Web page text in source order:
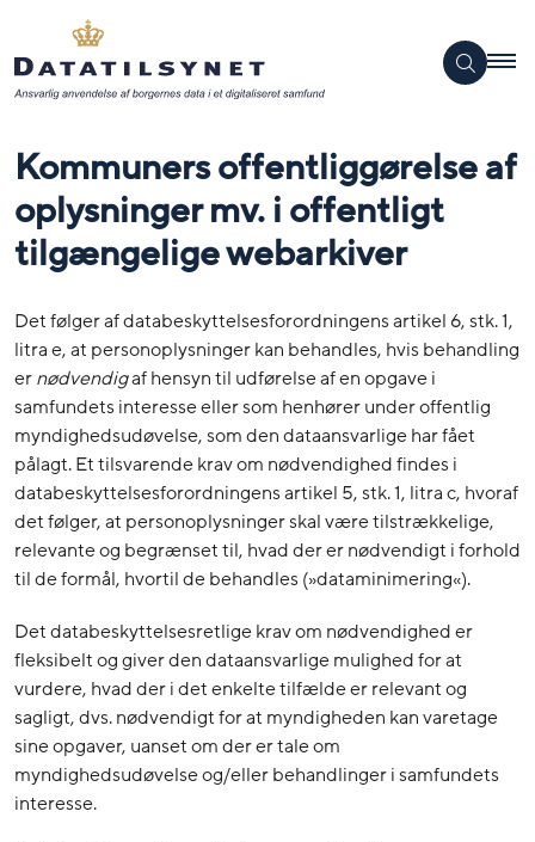
Kommuners offentliggørelse af
oplysninger mv. i offentligt
tilgængelige webarkiver
Det følger af databeskyttelsesforordningens artikel 6, stk. 1,
litra e, at personoplysninger kan behandles, hvis behandling
ernødvendigaf hensyn til udførelse af en opgave i
samfundets interesse eller som henhører under offentlig
myndighedsudøvelse, som den dataansvarlige har fået
pålagt. Et tilsvarende krav om nødvendighed findes i
databeskyttelsesforordningens artikel 5, stk. 1, litra c, hvoraf
det følger, at personoplysninger skal være tilstrækkelige,
relevante og begrænset til, hvad der er nødvendigt i forhold
til de formål, hvortil de behandles (»dataminimering«).
Det databeskyttelsesretlige krav om nødvendighed er
fleksibelt og giver den dataansvarlige mulighed for at
vurdere, hvad der i det enkelte tilfælde er relevant og
sagligt, dvs. nødvendigt for at myndigheden kan varetage
sine opgaver, uanset om der er tale om
myndighedsudøvelse og/eller behandlinger i samfundets
interesse.